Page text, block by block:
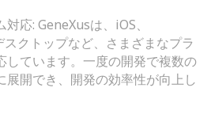
応: GeneXusは、iOS、
クトップなど、さまざまなプラ
しています。一度の開発で複数の
展開でき、開発の効率性が向上し